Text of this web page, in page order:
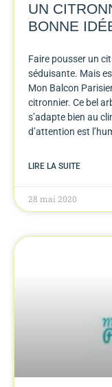
UN
BONNE
Faire pousser un
séduisante. Mais
Mon Balcon
citronnier. Ce bel
s’adapte bien au
d’attention est
LIRE LA SUITE
28 mai 2020